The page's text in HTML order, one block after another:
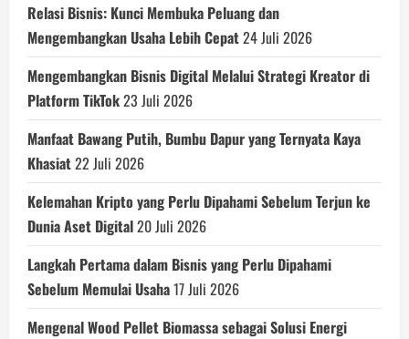
Relasi Bisnis: Kunci Membuka Peluang dan
Mengembangkan Usaha Lebih Cepat24 Juli 2026
Mengembangkan Bisnis Digital Melalui Strategi Kreator di
Platform TikTok23 Juli 2026
Manfaat Bawang Putih, Bumbu Dapur yang Ternyata Kaya
Khasiat22 Juli 2026
Kelemahan Kripto yang Perlu Dipahami Sebelum Terjun ke
Dunia Aset Digital20 Juli 2026
Langkah Pertama dalam Bisnis yang Perlu Dipahami
Sebelum Memulai Usaha17 Juli 2026
Mengenal Wood Pellet Biomassa sebagai Solusi Energi